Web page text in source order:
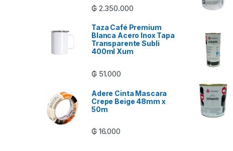
₲ 2.350.000
Taza Café Premium
Blanca Acero Inox Tapa
Transparente Subli
400ml Xum
₲ 51.000
Adere Cinta Mascara
Crepe Beige 48mm x
50m
₲ 16.000